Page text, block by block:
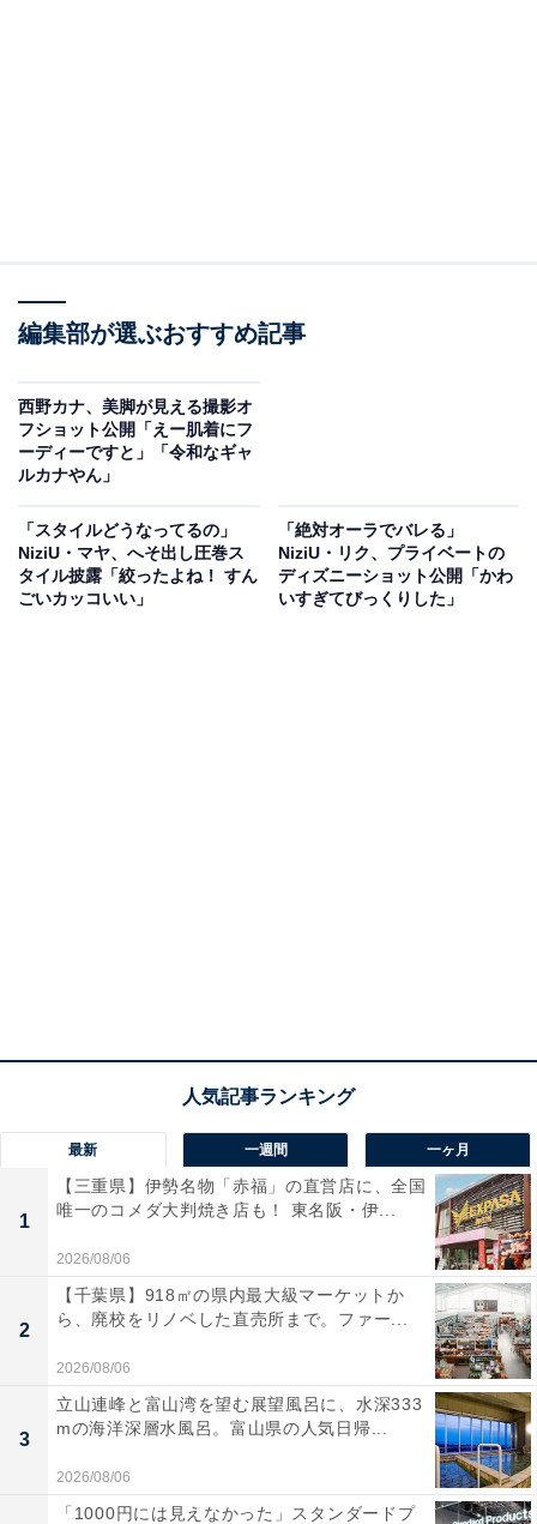
編集部が選ぶおすすめ記事
西野カナ、美脚が見える撮影オ
フショット公開「えー肌着にフ
ーディーですと」「令和なギャ
ルカナやん」
「スタイルどうなってるの」
NiziU・マヤ、へそ出し圧巻ス
タイル披露「絞ったよね！ すん
ごいカッコいい」
「絶対オーラでバレる」
NiziU・リク、プライベートの
ディズニーショット公開「かわ
いすぎてびっくりした」
最新 一週間 一ヶ月
1
【三重県】伊勢名物「赤福」の直営店に、全国
唯一のコメダ大判焼き店も！ 東名阪・伊...
2026/08/06
2
【千葉県】918㎡の県内最大級マーケットか
ら、廃校をリノベした直売所まで。ファー...
2026/08/06
3
立山連峰と富山湾を望む展望風呂に、水深333
mの海洋深層水風呂。富山県の人気日帰...
2026/08/06
「1000円には見えなかった」スタンダードプ